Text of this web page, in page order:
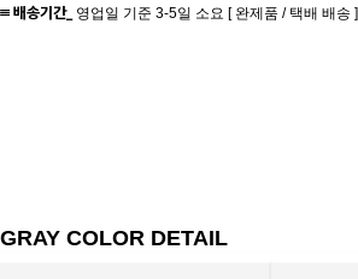
≡ 배송기간_ 영업일 기준 3-5일 소요 [ 완제품 / 택배 배송 ]
GRAY COLOR DETAIL